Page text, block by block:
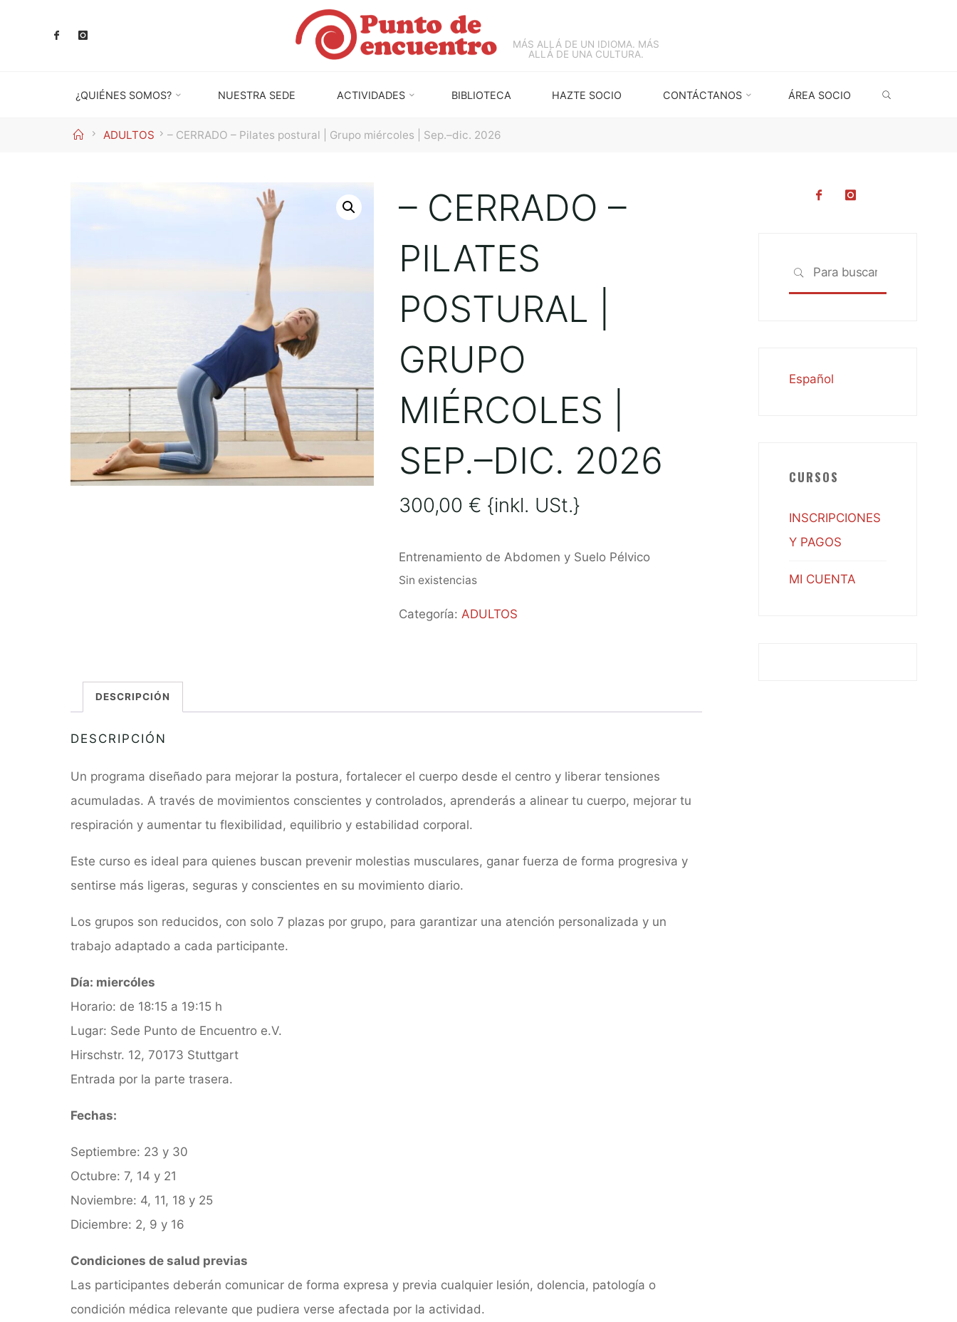
MÁS ALLÁ DE UN IDIOMA. MÁS
ALLÁ DE UNA CULTURA.
¿QUIÉNES SOMOS? NUESTRA SEDE ACTIVIDADES BIBLIOTECA HAZTE SOCIO CONTÁCTANOS ÁREA SOCIO
InicioADULTOS – CERRADO – Pilates postural | Grupo miércoles | Sep.–dic. 2026
– CERRADO –
PILATES
POSTURAL |
GRUPO
MIÉRCOLES |
SEP.–DIC. 2026
300,00 € {inkl. USt.}
Entrenamiento de Abdomen y Suelo Pélvico
Sin existencias
Categoría: ADULTOS
DESCRIPCIÓN
DESCRIPCIÓN
Un programa diseñado para mejorar la postura, fortalecer el cuerpo desde el centro y liberar tensiones
acumuladas. A través de movimientos conscientes y controlados, aprenderás a alinear tu cuerpo, mejorar tu
respiración y aumentar tu flexibilidad, equilibrio y estabilidad corporal.
Este curso es ideal para quienes buscan prevenir molestias musculares, ganar fuerza de forma progresiva y
sentirse más ligeras, seguras y conscientes en su movimiento diario.
Los grupos son reducidos, con solo 7 plazas por grupo, para garantizar una atención personalizada y un
trabajo adaptado a cada participante.
Día: miercóles
Horario: de 18:15 a 19:15 h
Lugar: Sede Punto de Encuentro e.V.
Hirschstr. 12, 70173 Stuttgart
Entrada por la parte trasera.
Fechas:
Septiembre: 23 y 30
Octubre: 7, 14 y 21
Noviembre: 4, 11, 18 y 25
Diciembre: 2, 9 y 16
Condiciones de salud previas
Las participantes deberán comunicar de forma expresa y previa cualquier lesión, dolencia, patología o
condición médica relevante que pudiera verse afectada por la actividad.
BUSCAR
Español
CURSOS
INSCRIPCIONES
Y PAGOS
MI CUENTA